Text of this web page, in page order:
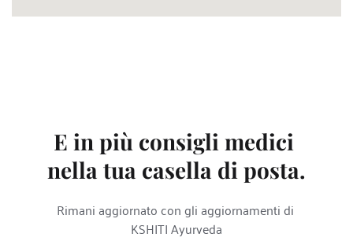
E in più consigli medici
nella tua casella di posta.
Rimani aggiornato con gli aggiornamenti di
KSHITI Ayurveda